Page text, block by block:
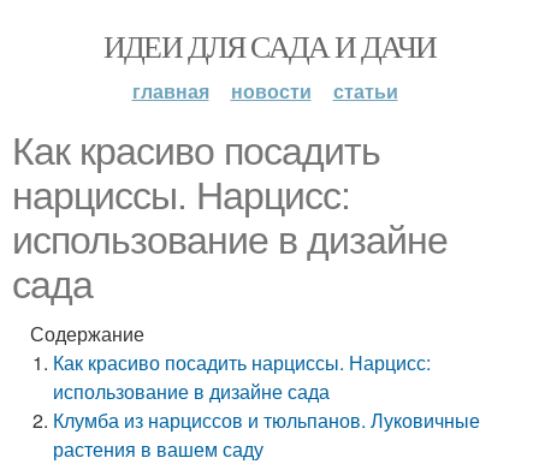
ИДЕИ ДЛЯ САДА И ДАЧИ
главная новости статьи
Как красиво посадить
нарциссы. Нарцисс:
использование в дизайне
сада
Содержание
Как красиво посадить нарциссы. Нарцисс:
использование в дизайне сада
Клумба из нарциссов и тюльпанов. Луковичные
растения в вашем саду